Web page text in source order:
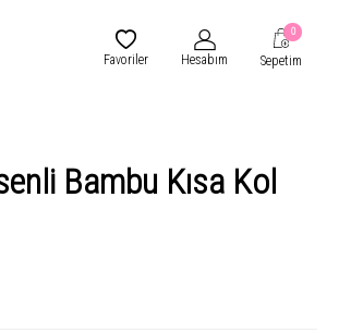
Favoriler Hesabım
0
Sepetim
Bambu Kısa Kol